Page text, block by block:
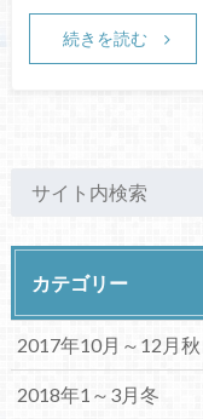
続きを読む
カテゴリー
2017年10月～12月秋
2018年1～3月冬